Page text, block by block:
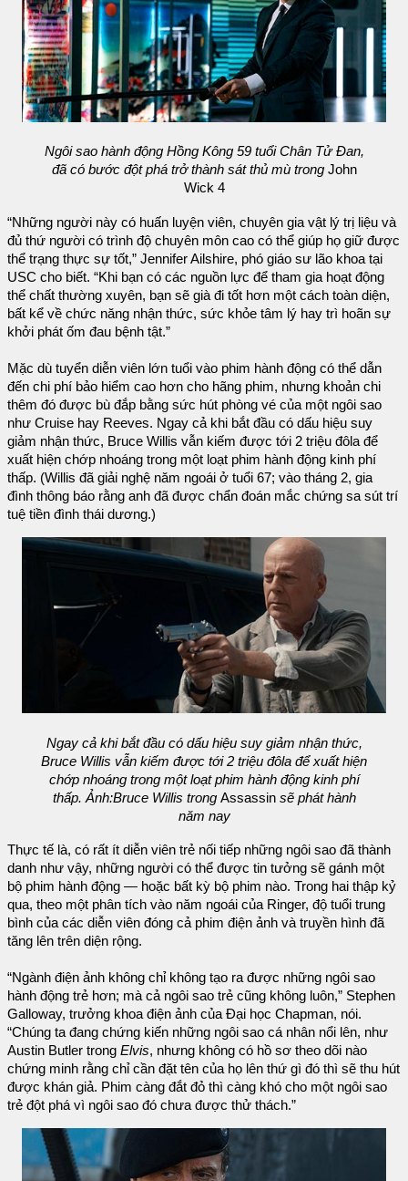
Ngôi sao hành động Hồng Kông 59 tuổi Chân Tử Đan,
đã có bước đột phá trở thành sát thủ mù trong John
Wick 4
“Những người này có huấn luyện viên, chuyên gia vật lý trị liệu và
đủ thứ người có trình độ chuyên môn cao có thể giúp họ giữ được
thể trạng thực sự tốt,” Jennifer Ailshire, phó giáo sư lão khoa tại
USC cho biết. “Khi bạn có các nguồn lực để tham gia hoạt động
thể chất thường xuyên, bạn sẽ già đi tốt hơn một cách toàn diện,
bất kể về chức năng nhận thức, sức khỏe tâm lý hay trì hoãn sự
khởi phát ốm đau bệnh tật.”
Mặc dù tuyển diễn viên lớn tuổi vào phim hành động có thể dẫn
đến chi phí bảo hiểm cao hơn cho hãng phim, nhưng khoản chi
thêm đó được bù đắp bằng sức hút phòng vé của một ngôi sao
như Cruise hay Reeves. Ngay cả khi bắt đầu có dấu hiệu suy
giảm nhận thức, Bruce Willis vẫn kiếm được tới 2 triệu đôla để
xuất hiện chớp nhoáng trong một loạt phim hành động kinh phí
thấp. (Willis đã giải nghệ năm ngoái ở tuổi 67; vào tháng 2, gia
đình thông báo rằng anh đã được chẩn đoán mắc chứng sa sút trí
tuệ tiền đình thái dương.)
Ngay cả khi bắt đầu có dấu hiệu suy giảm nhận thức,
Bruce Willis vẫn kiếm được tới 2 triệu đôla để xuất hiện
chớp nhoáng trong một loạt phim hành động kinh phí
thấp. Ảnh:Bruce Willis trong Assassin sẽ phát hành
năm nay
Thực tế là, có rất ít diễn viên trẻ nối tiếp những ngôi sao đã thành
danh như vậy, những người có thể được tin tưởng sẽ gánh một
bộ phim hành động — hoặc bất kỳ bộ phim nào. Trong hai thập kỷ
qua, theo một phân tích vào năm ngoái của Ringer, độ tuổi trung
bình của các diễn viên đóng cả phim điện ảnh và truyền hình đã
tăng lên trên diện rộng.
“Ngành điện ảnh không chỉ không tạo ra được những ngôi sao
hành động trẻ hơn; mà cả ngôi sao trẻ cũng không luôn,” Stephen
Galloway, trưởng khoa điện ảnh của Đại học Chapman, nói.
“Chúng ta đang chứng kiến những ngôi sao cá nhân nổi lên, như
Austin Butler trong Elvis, nhưng không có hồ sơ theo dõi nào
chứng minh rằng chỉ cần đặt tên của họ lên thứ gì đó thì sẽ thu hút
được khán giả. Phim càng đắt đỏ thì càng khó cho một ngôi sao
trẻ đột phá vì ngôi sao đó chưa được thử thách.”